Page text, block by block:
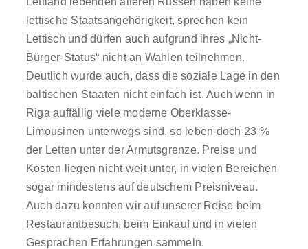
lettische Staatsangehörigkeit, sprechen kein
Lettisch und dürfen auch aufgrund ihres „Nicht-
Bürger-Status“ nicht an Wahlen teilnehmen.
Deutlich wurde auch, dass die soziale Lage in den
baltischen Staaten nicht einfach ist. Auch wenn in
Riga auffällig viele moderne Oberklasse-
Limousinen unterwegs sind, so leben doch 23 %
der Letten unter der Armutsgrenze. Preise und
Kosten liegen nicht weit unter, in vielen Bereichen
sogar mindestens auf deutschem Preisniveau.
Auch dazu konnten wir auf unserer Reise beim
Restaurantbesuch, beim Einkauf und in vielen
Gesprächen Erfahrungen sammeln.